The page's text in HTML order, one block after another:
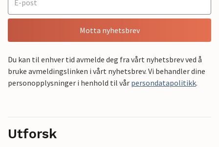
Motta nyhetsbrev
Du kan til enhver tid avmelde deg fra vårt nyhetsbrev ved å
bruke avmeldingslinken i vårt nyhetsbrev. Vi behandler dine
personopplysninger i henhold til vår persondatapolitikk.
Utforsk